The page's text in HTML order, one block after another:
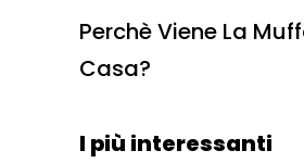
Perchè Viene La
Casa?
I più interessanti